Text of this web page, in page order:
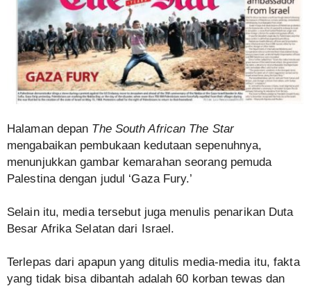
Halaman depan The South African The Star
mengabaikan pembukaan kedutaan sepenuhnya,
menunjukkan gambar kemarahan seorang pemuda
Palestina dengan judul ‘Gaza Fury.’
Selain itu, media tersebut juga menulis penarikan Duta
Besar Afrika Selatan dari Israel.
Terlepas dari apapun yang ditulis media-media itu, fakta
yang tidak bisa dibantah adalah 60 korban tewas dan